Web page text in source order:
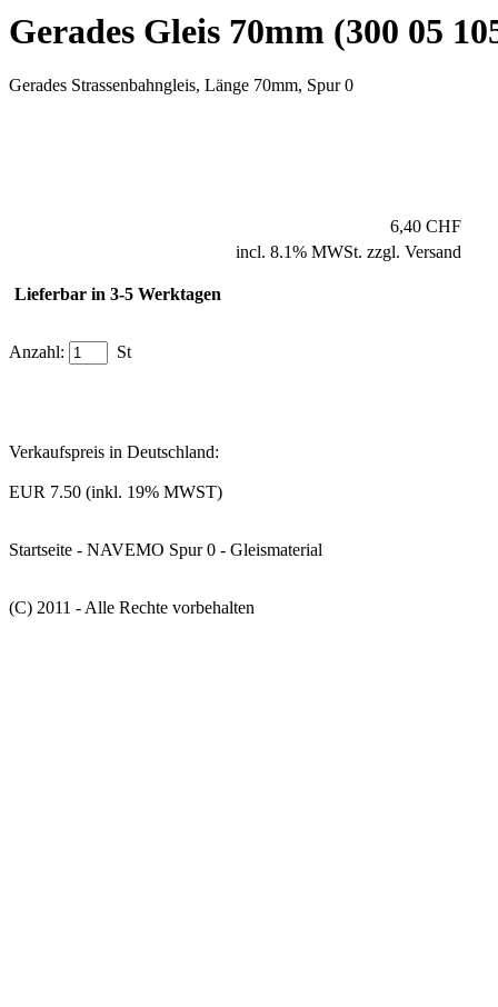
Gerades Gleis 70mm (300 05
Gerades Strassenbahngleis, Länge 70mm, Spur 0
6,40 CHF
incl. 8.1% MWSt. zzgl. Versand
Lieferbar in 3-5 Werktagen
Anzahl: St
Verkaufspreis in Deutschland:
EUR 7.50 (inkl. 19% MWST)
Startseite - NAVEMO Spur 0 - Gleismaterial
(C) 2011 - Alle Rechte vorbehalten